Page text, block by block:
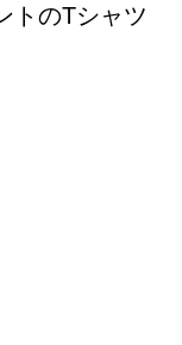
トのTシャツ